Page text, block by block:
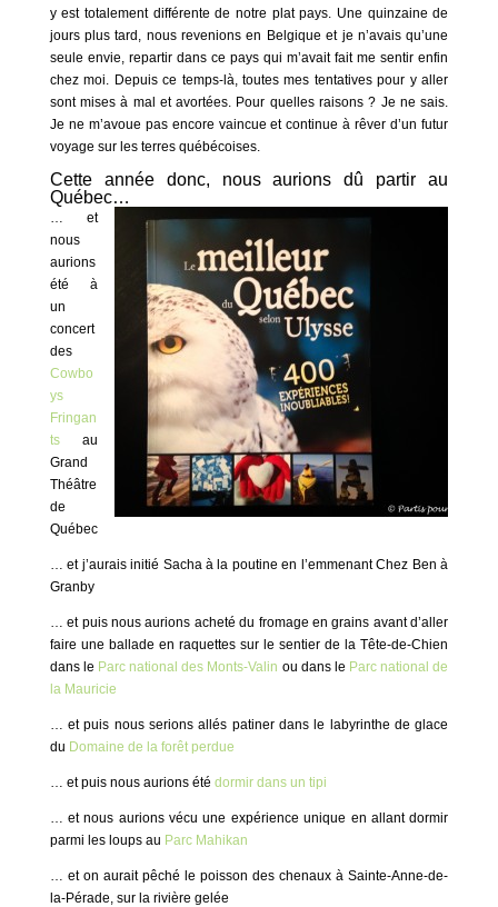
y est totalement différente de notre plat pays. Une quinzaine de
jours plus tard, nous revenions en Belgique et je n’avais qu’une
seule envie, repartir dans ce pays qui m’avait fait me sentir enfin
chez moi. Depuis ce temps-là, toutes mes tentatives pour y aller
sont mises à mal et avortées. Pour quelles raisons ? Je ne sais.
Je ne m’avoue pas encore vaincue et continue à rêver d’un futur
voyage sur les terres québécoises.
Cette année donc, nous aurions dû partir au
Québec…
… et
nous
aurions
été à
un
concert
des
Cowbo
ys
Fringan
tsau
Grand
Théâtre
de
Québec
… et j’aurais initié Sacha à la poutine en l’emmenant Chez Ben à
Granby
… et puis nous aurions acheté du fromage en grains avant d’aller
faire une ballade en raquettes sur le sentier de la Tête-de-Chien
dans le Parc national des Monts-Valin ou dans le Parc national de
la Mauricie
… et puis nous serions allés patiner dans le labyrinthe de glace
du Domaine de la forêt perdue
… et puis nous aurions été dormir dans un tipi
… et nous aurions vécu une expérience unique en allant dormir
parmi les loups au Parc Mahikan
… et on aurait pêché le poisson des chenaux à Sainte-Anne-de-
la-Pérade, sur la rivière gelée